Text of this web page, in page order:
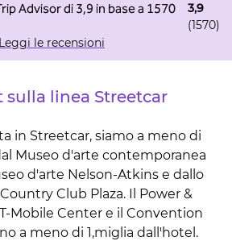
3,9
(1570)
Leggi le recensioni
sulla linea Streetcar
in Streetcar, siamo a meno di
Museo d'arte contemporanea
d'arte Nelson-Atkins e dallo
Club Plaza. Il Power &
Mobile Center e il Convention
a meno di 1,miglia dall'hotel.